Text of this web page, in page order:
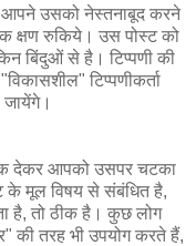
आपने उसको नेस्तनाबूद करने
क्षण रुकिये। उस पोस्ट को
बिंदुओं से है। टिप्पणी की
टिप्पणीकर्ता
जायेंगे।
देकर आपको उसपर चटका
के मूल विषय से संबंधित है,
है, तो ठीक है। कुछ लोग
की तरह भी उपयोग करते हैं,